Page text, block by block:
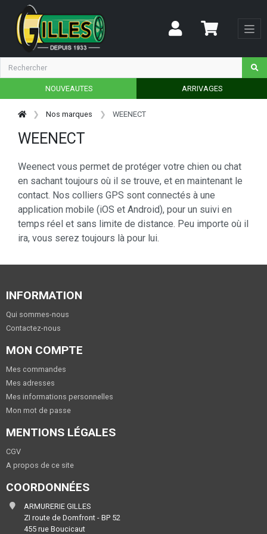
NOUVEAUTES ARRIVAGES
Nos marques WEENECT
WEENECT
Weenect vous permet de protéger votre chien ou chat
en sachant toujours où il se trouve, et en maintenant le
contact. Nos colliers GPS sont connectés à une
application mobile (iOS et Android), pour un suivi en
temps réel et sans limite de distance. Peu importe où il
ira, vous serez toujours là pour lui.
INFORMATION
Qui sommes-nous
Contactez-nous
MON COMPTE
Mes commandes
Mes adresses
Mes informations personnelles
Mon mot de passe
MENTIONS LÉGALES
CGV
A propos de ce site
COORDONNÉES
ARMURERIE GILLES
ZI route de Domfront - BP 52
455 rue Boucicaut